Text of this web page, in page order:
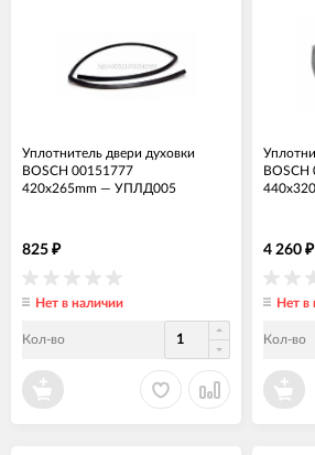
Уплотнитель двери духовки
BOSCH 00151777
420x265mm — УПЛД005
825 ₽
Нет в наличии
Кол-во
BOSCH
4 260 ₽
Нет в
Кол-во